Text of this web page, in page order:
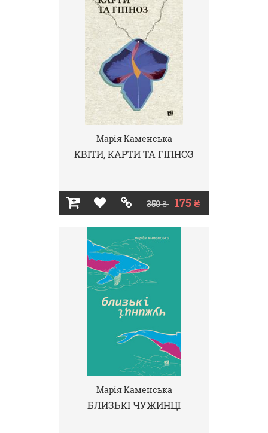
Марія Каменська
КВІТИ, КАРТИ ТА ГІПНОЗ
350 ₴ 175 ₴
Марія Каменська
БЛИЗЬКІ ЧУЖИНЦІ